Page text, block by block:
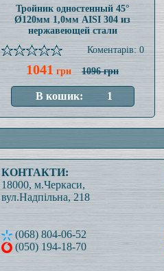
Тройник одностенный 45°
Ø120мм 1,0мм AISI 304 из
нержавеющей стали
Коментарів: 0
1041 грн 1096 грн
КОНТАКТИ:
18000, м.Черкаси,
вул.Надпільна, 218
(068) 804-06-52
(050) 194-18-70